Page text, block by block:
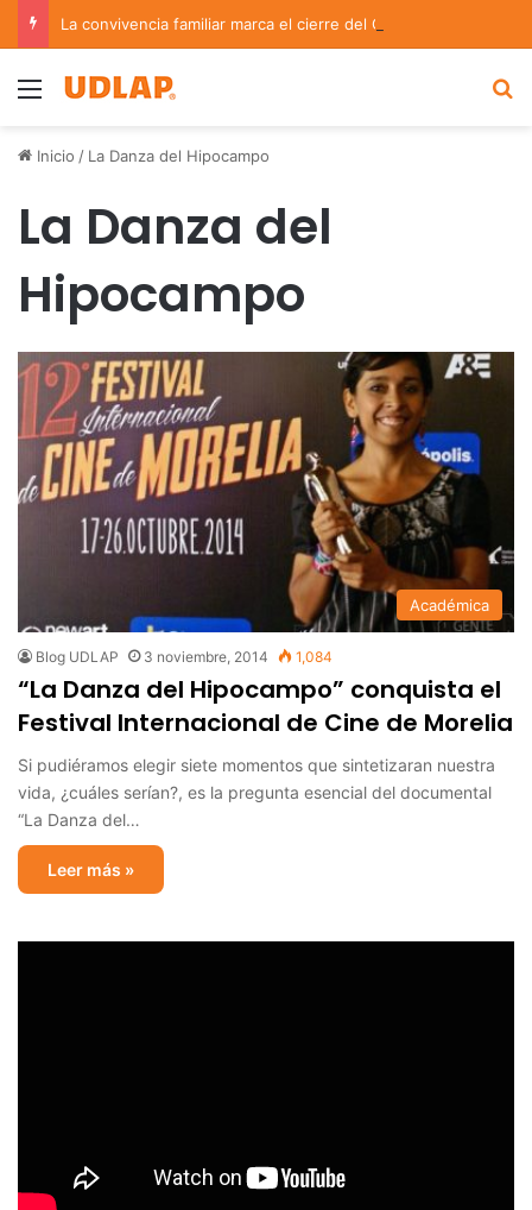
Menu
Inicio / La Danza del Hipocampo
La Danza del
Hipocampo
Académica
Blog UDLAP 3 noviembre, 2014 1,084
“La Danza del Hipocampo” conquista el
Festival Internacional de Cine de Morelia
Si pudiéramos elegir siete momentos que sintetizaran nuestra
vida, ¿cuáles serían?, es la pregunta esencial del documental
“La Danza del…
Leer más »